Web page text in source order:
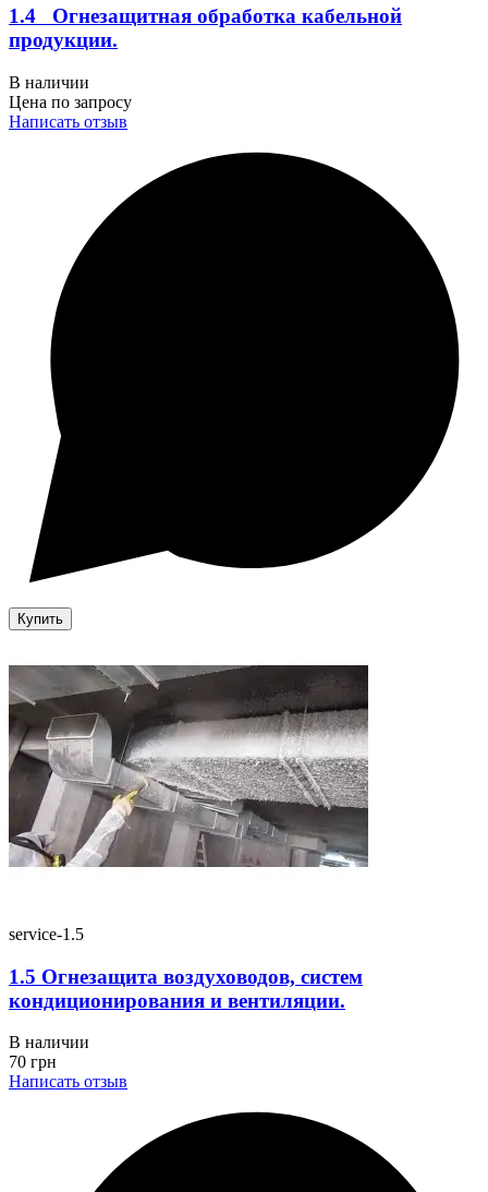
1.4 Огнезащитная обработка кабельной
продукции.
В наличии
Цена по запросу
Написать отзыв
Купить
service-1.5
1.5 Огнезащита воздуховодов, систем
кондиционирования и вентиляции.
В наличии
70 грн
Написать отзыв